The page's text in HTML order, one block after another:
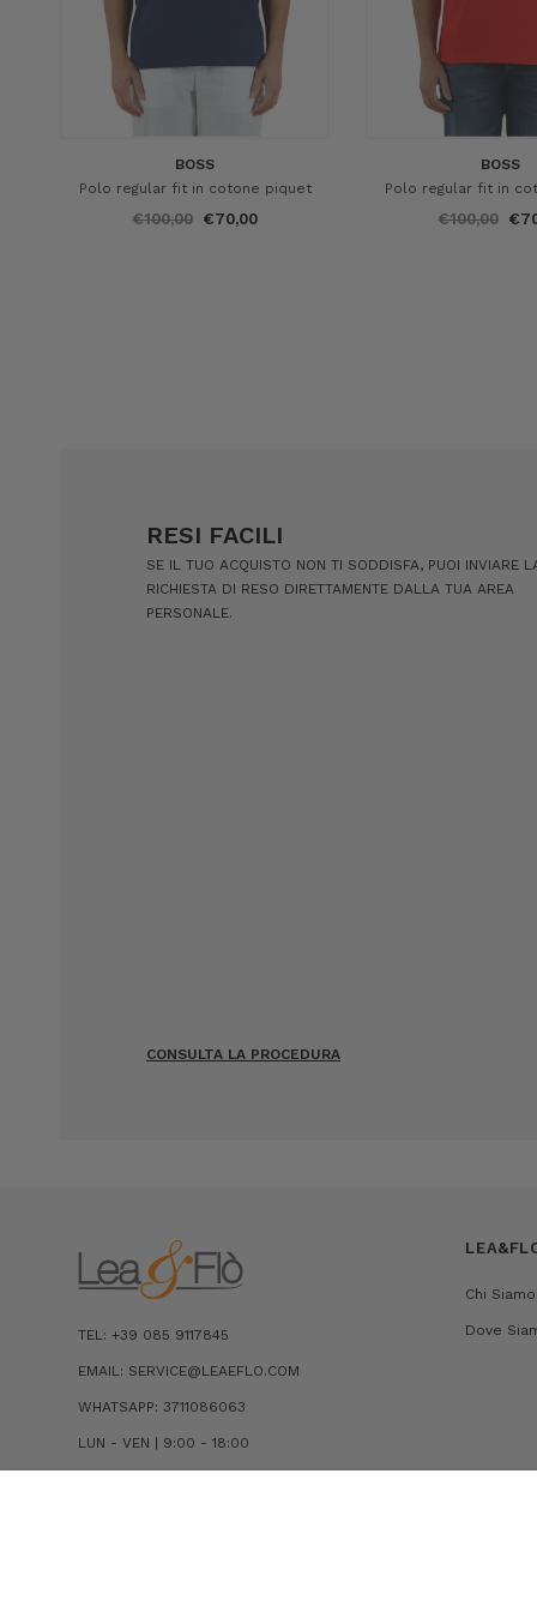
BOSS
Polo regular fit in cotone piquet
€100,00 €70,00
BOSS
Polo regular fit in
€100,00
RESI FACILI
SE IL TUO ACQUISTO NON TI SODDISFA, PUOI INVIARE
RICHIESTA DI RESO DIRETTAMENTE DALLA TUA AREA
PERSONALE.
CONSULTA LA PROCEDURA
TEL: +39 085 9117845
EMAIL: SERVICE@LEAEFLO.COM
WHATSAPP: 3711086063
LUN - VEN | 9:00 - 18:00
Chi Siamo
Dove